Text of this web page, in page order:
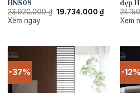
HNS08
23.920.000₫ Giá
19.734.000 ₫Giá
hiện
Xem ngay
đẹp
Xem
-37% -12%